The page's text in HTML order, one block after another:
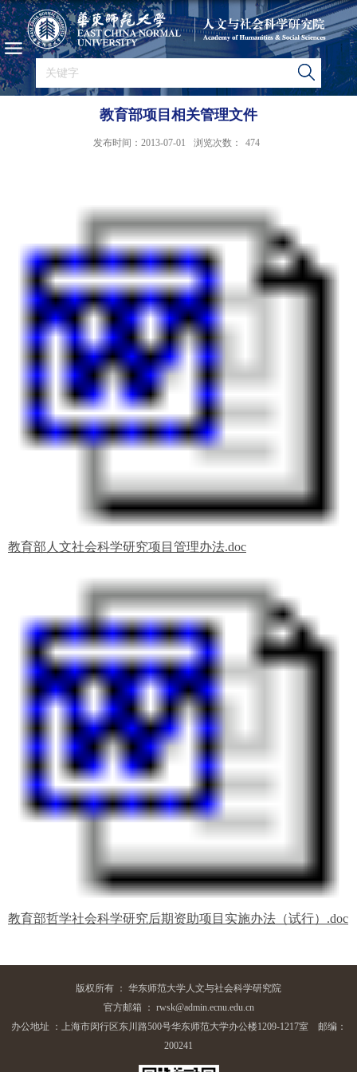
教育部项目相关管理文件
发布时间：2013-07-01 浏览次数： 474
教育部人文社会科学研究项目管理办法.doc
教育部哲学社会科学研究后期资助项目实施办法（试行）.doc
版权所有 ： 华东师范大学人文与社会科学研究院
官方邮箱 ： rwsk@admin.ecnu.edu.cn
办公地址 ：上海市闵行区东川路500号华东师范大学办公楼1209-1217室 邮编：
200241